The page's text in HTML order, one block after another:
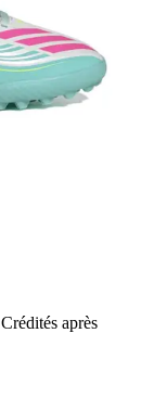
Crédités après